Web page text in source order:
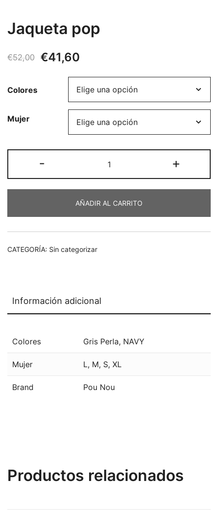
Jaqueta pop
€52,00 El
precio
original
€52,00.
€41,60
precio
actual
€41,60.
Colores
Mujer
-
pop
cantidad
+
AÑADIR AL CARRITO
CATEGORÍA: Sin categorizar
Información adicional
Colores Gris Perla, NAVY
Mujer L, M, S, XL
Brand Pou Nou
Productos relacionados